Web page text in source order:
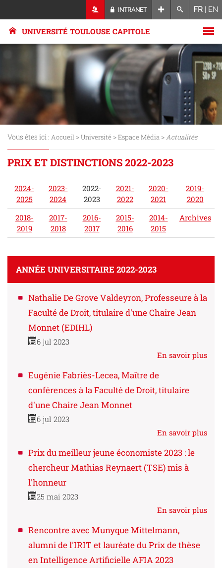
INTRANET FR | EN
UNIVERSITÉ TOULOUSE CAPITOLE
Vous êtes ici : Accueil >Université >Espace Média >Actualités
PRIX ET DISTINCTIONS 2022-2023
2024-
2025
2023-
2024
2022-
2023
2021-
2022
2020-
2021
2019-
2020
2018-
2019
2017-
2018
2016-
2017
2015-
2016
2014-
2015
Archives
ANNÉE UNIVERSITAIRE 2022-2023
Nathalie De Grove Valdeyron, Professeure à la
Faculté de Droit, titulaire d'une Chaire Jean
Monnet (EDIHL)
6 jul 2023
En savoir plus
Eugénie Fabriès-Lecea, Maître de
conférences à la Faculté de Droit, titulaire
d'une Chaire Jean Monnet
6 jul 2023
En savoir plus
Prix du meilleur jeune économiste 2023 : le
chercheur Mathias Reynaert (TSE) mis à
l'honneur
25 mai 2023
En savoir plus
Rencontre avec Munyque Mittelmann,
alumni de l'IRIT et lauréate du Prix de thèse
en Intelligence Artificielle AFIA 2023